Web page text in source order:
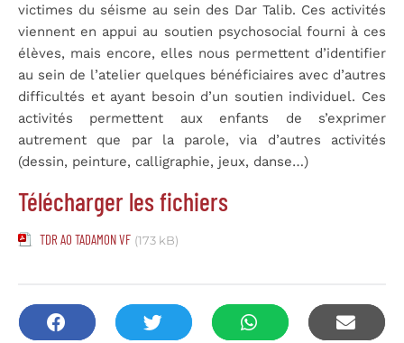
victimes du séisme au sein des Dar Talib. Ces activités
viennent en appui au soutien psychosocial fourni à ces
élèves, mais encore, elles nous permettent d’identifier
au sein de l’atelier quelques bénéficiaires avec d’autres
difficultés et ayant besoin d’un soutien individuel. Ces
activités permettent aux enfants de s’exprimer
autrement que par la parole, via d’autres activités
(dessin, peinture, calligraphie, jeux, danse…)
Télécharger les fichiers
TDR AO TADAMON VF (173 kB)